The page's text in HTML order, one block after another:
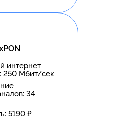
интернет
250 Мбит/сек
34
5190 ₽